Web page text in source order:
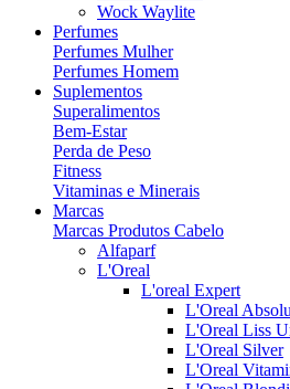
Wock Waylite
Perfumes
Perfumes Mulher
Perfumes Homem
Suplementos
Superalimentos
Bem-Estar
Perda de Peso
Fitness
Vitaminas e Minerais
Marcas
Marcas Produtos Cabelo
Alfaparf
L'Oreal
L'oreal Expert
L'Oreal
L'Oreal Liss
L'Oreal Silver
L'Oreal